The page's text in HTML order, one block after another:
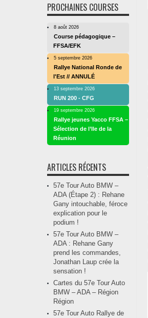
PROCHAINES COURSES
8 août 2026
Course pédagogique –
FFSA/EFK
5 septembre 2026
Rallye National Ronde de
l'Est // ANNULÉ
13 septembre 2026
RUN 200 - CFG
19 septembre 2026
Rallye jeunes Yacco FFSA –
Sélection de l’Ile de la
Réunion
ARTICLES RÉCENTS
57e Tour Auto BMW –
ADA (Étape 2) : Rehane
Gany intouchable, féroce
explication pour le
podium !
57e Tour Auto BMW –
ADA : Rehane Gany
prend les commandes,
Jonathan Laup crée la
sensation !
Cartes du 57e Tour Auto
BMW – ADA – Région
Région
57e Tour Auto Rallye de